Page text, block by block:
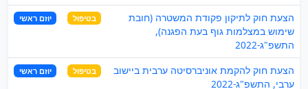
הצעת חוק לתיקון פקודת המשטרה (חובת
שימוש במצלמות גוף בעת הפגנה),
התשפ"ג-2022
בטיפול יוזם ראשי
הצעת חוק להקמת אוניברסיטה ערבית ביישוב
ערבי, התשפ"ג-2022
בטיפול יוזם ראשי